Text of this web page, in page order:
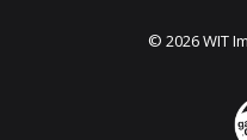
© 2026 WIT